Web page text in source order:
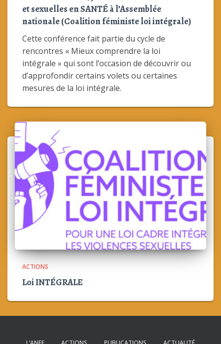
et sexuelles en SANTÉ à l’Assemblée
nationale (Coalition féministe loi intégrale)
Cette conférence fait partie du cycle de
rencontres « Mieux comprendre la loi
intégrale » qui sont l’occasion de découvrir ou
d’approfondir certains volets ou certaines
mesures de la loi intégrale.
ACTIONS
Loi INTÉGRALE